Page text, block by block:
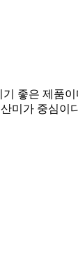
좋은 제품
미가 중심